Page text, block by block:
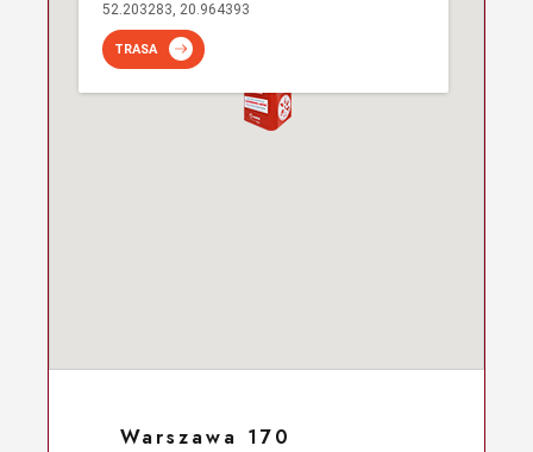
52.203283, 20.964393
TRASA
Warszawa 170